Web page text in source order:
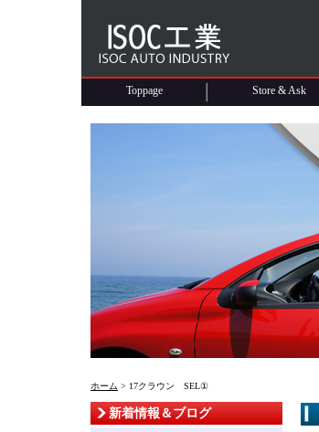
Toppage Store & Ask
ホーム > 17クラウン SEL①
新着情報＆ブログ